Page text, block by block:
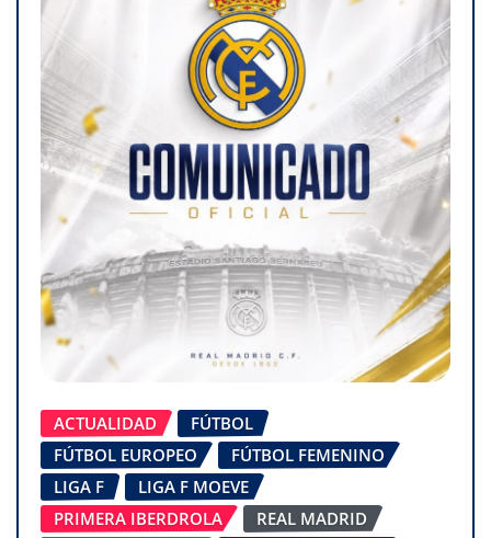
ACTUALIDAD
FÚTBOL
FÚTBOL EUROPEO
FÚTBOL FEMENINO
LIGA F
LIGA F MOEVE
PRIMERA IBERDROLA
REAL MADRID